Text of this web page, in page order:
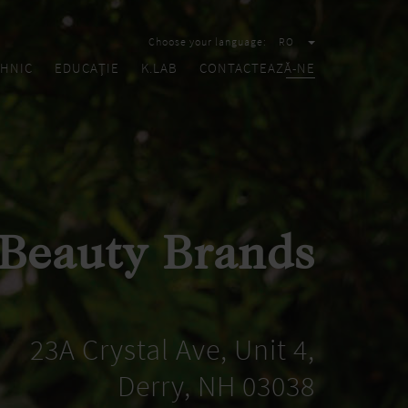
Choose your language: RO
EDUCAȚIE K.LAB CONTACTEAZĂ-NE
Brands
23A Crystal Ave, Unit 4,
Derry, NH 03038